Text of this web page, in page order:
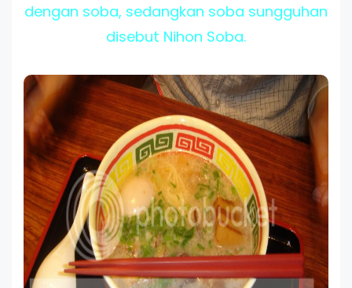
dengan soba, sedangkan soba sungguhan
disebut Nihon Soba.